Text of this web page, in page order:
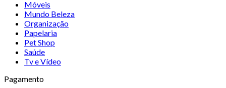
Móveis
Mundo Beleza
Organização
Papelaria
Pet Shop
Saúde
Tv e Vídeo
Pagamento